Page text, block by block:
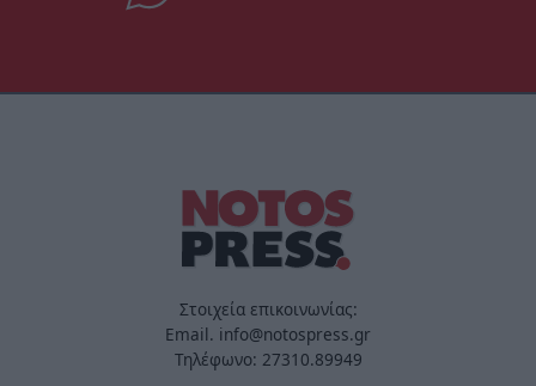
Στοιχεία επικοινωνίας:
Email. info@notospress.gr
Τηλέφωνο: 27310.89949